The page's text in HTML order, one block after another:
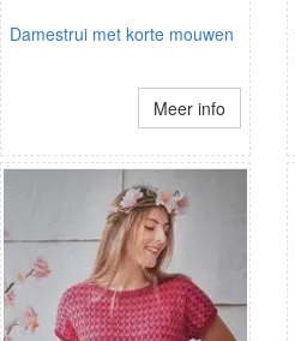
Damestrui met korte mouwen
Meer info